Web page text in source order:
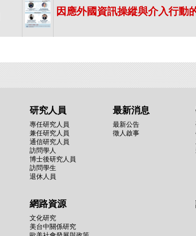
因應外國資訊操縱與介入行動
研究人員
專任研究人員
兼任研究人員
通信研究人員
訪問學人
博士後研究人員
訪問學生
退休人員
最新消息
最新公告
徵人啟事
網路資源
文化研究
美台中關係研究